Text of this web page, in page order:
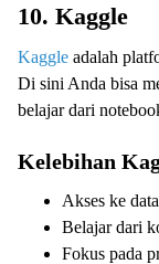
10. Kaggle
Kaggle adalah
Di sini Anda bisa
belajar dari
Kelebihan
Akses ke
Belajar dari
Fokus pada